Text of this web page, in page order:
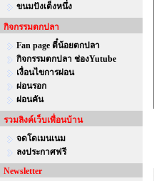
ขนมปังเต็งหนึ่ง
กิจกรรมตกปลา
Fan page ตี๋น้อยตกปลา
กิจกรรมตกปลา ช่องYutube
เงื่อนไขการผ่อน
ผ่อนรอก
ผ่อนคัน
รวมลิงค์เว็บเพื่อนบ้าน
จดโดเมนเนม
ลงประกาศฟรี
Newsletter